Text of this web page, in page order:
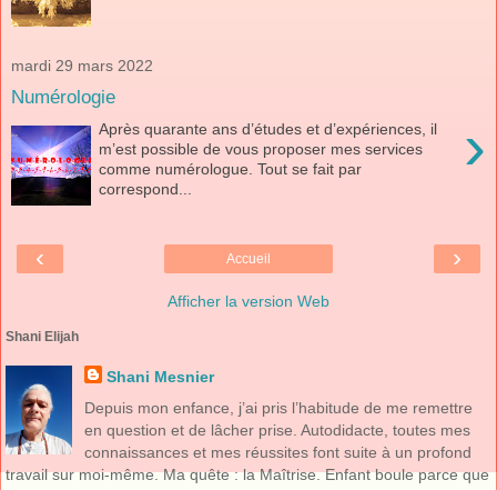
mardi 29 mars 2022
Numérologie
›
Après quarante ans d’études et d’expériences, il
m’est possible de vous proposer mes services
comme numérologue. Tout se fait par
correspond...
‹ ›
Accueil
Afficher la version Web
Shani Elijah
Shani Mesnier
Depuis mon enfance, j’ai pris l’habitude de me remettre
en question et de lâcher prise. Autodidacte, toutes mes
connaissances et mes réussites font suite à un profond
travail sur moi-même. Ma quête : la Maîtrise. Enfant boule parce que